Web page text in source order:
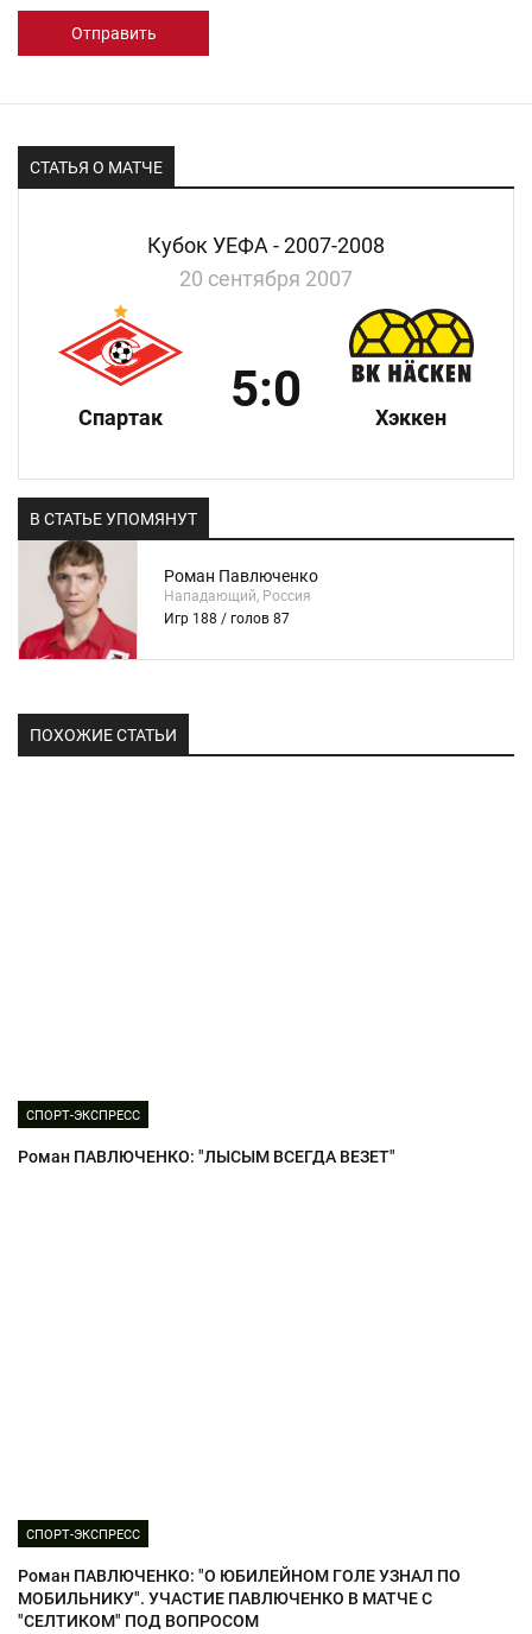
Отправить
СТАТЬЯ О МАТЧЕ
Кубок УЕФА - 2007-2008
20 сентября 2007
Спартак 5:0 Хэккен
В СТАТЬЕ УПОМЯНУТ
Роман Павлюченко
Нападающий, Россия
Игр 188 / голов 87
ПОХОЖИЕ СТАТЬИ
СПОРТ-ЭКСПРЕСС
Роман ПАВЛЮЧЕНКО: "ЛЫСЫМ ВСЕГДА ВЕЗЕТ"
СПОРТ-ЭКСПРЕСС
Роман ПАВЛЮЧЕНКО: "О ЮБИЛЕЙНОМ ГОЛЕ УЗНАЛ ПО
МОБИЛЬНИКУ". УЧАСТИЕ ПАВЛЮЧЕНКО В МАТЧЕ С
"СЕЛТИКОМ" ПОД ВОПРОСОМ